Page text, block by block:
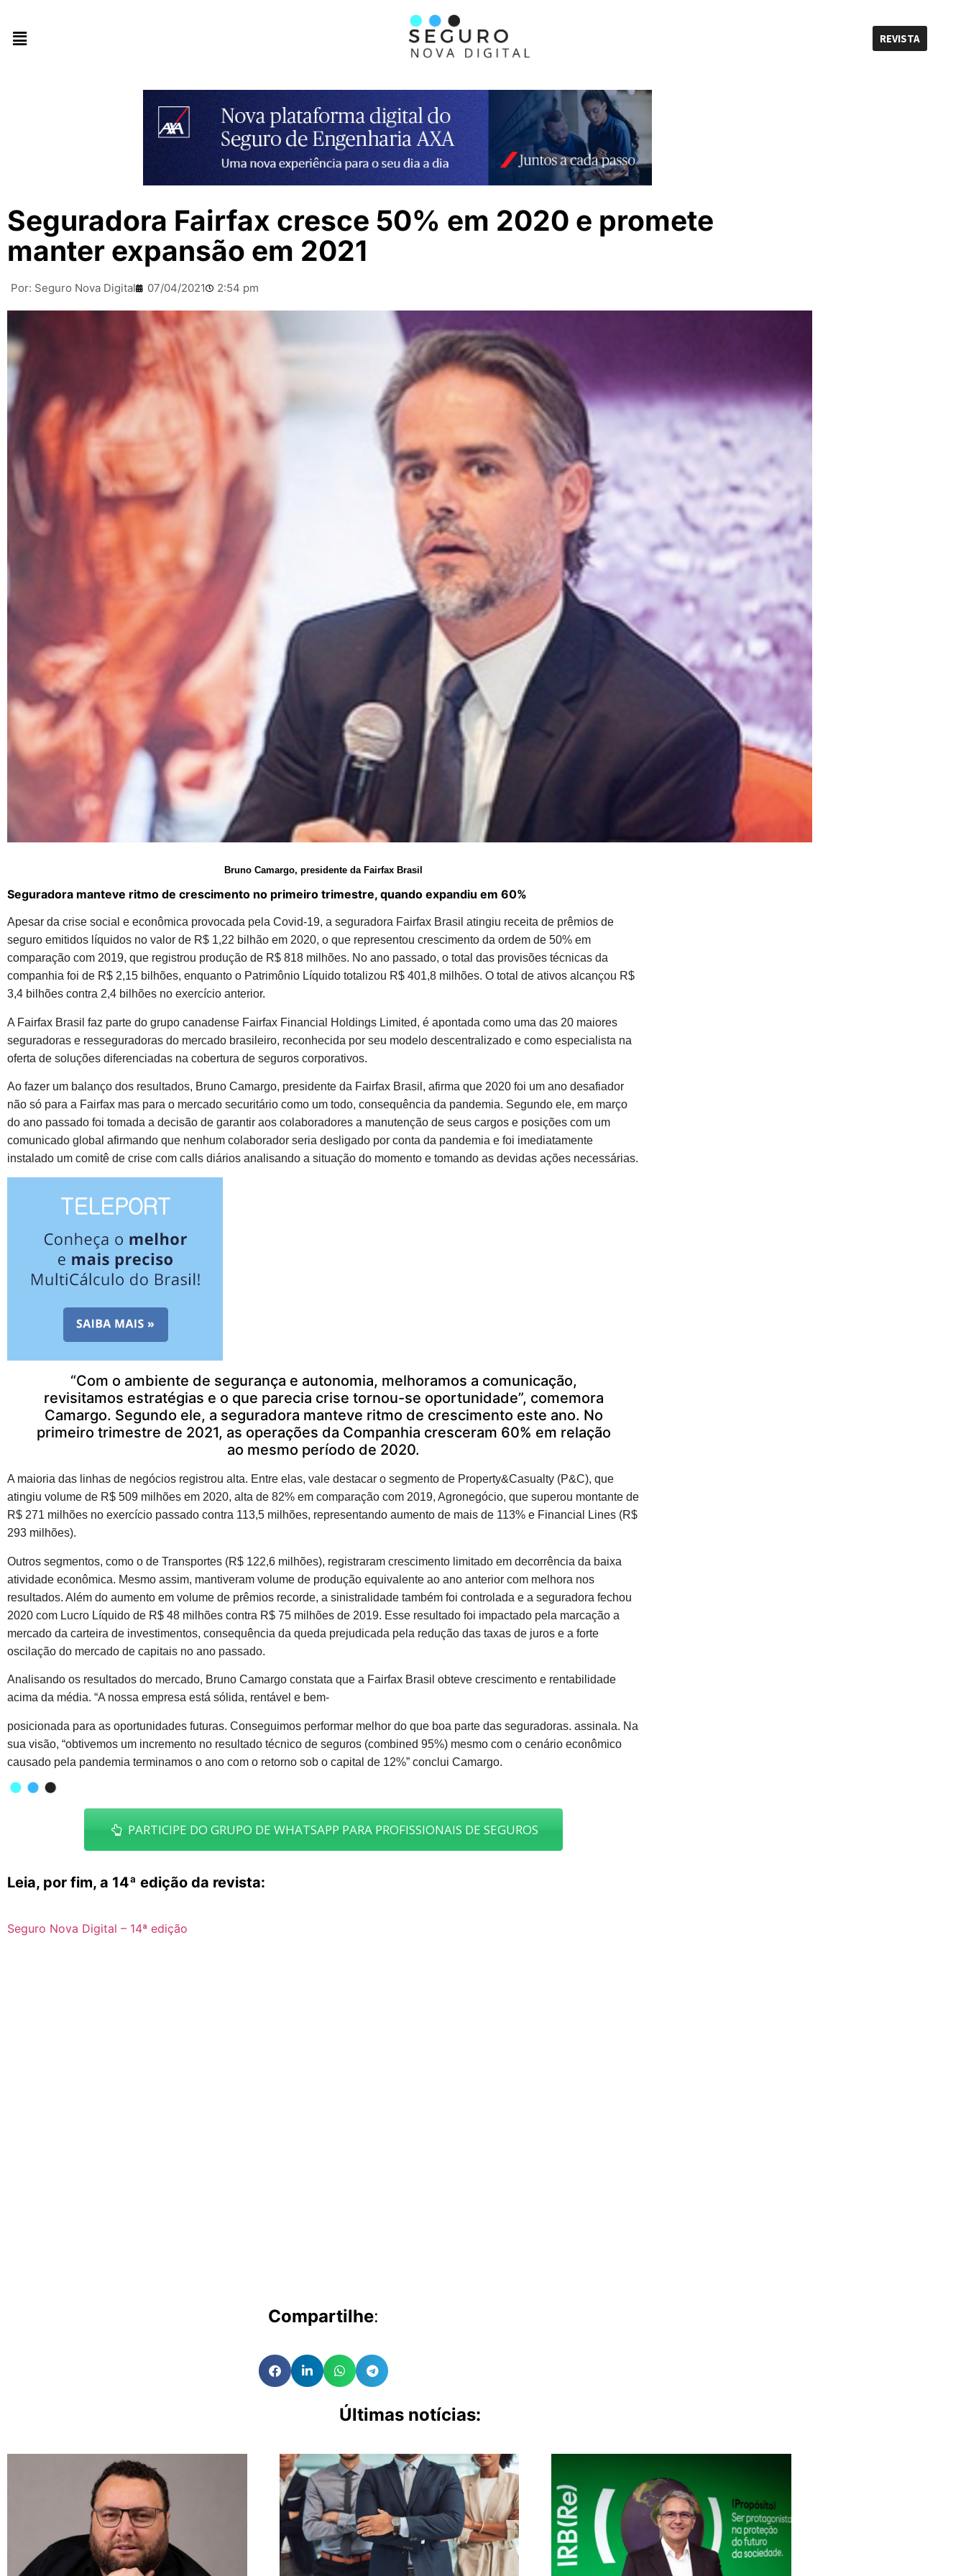
REVISTA
Seguradora Fairfax cresce 50% em 2020 e promete
manter expansão em 2021
Por: Seguro Nova Digital 07/04/2021 2:54 pm
Bruno Camargo, presidente da Fairfax Brasil
Seguradora manteve ritmo de crescimento no primeiro trimestre, quando expandiu em 60%
Apesar da crise social e econômica provocada pela Covid-19, a seguradora Fairfax Brasil atingiu receita de prêmios de
seguro emitidos líquidos no valor de R$ 1,22 bilhão em 2020, o que representou crescimento da ordem de 50% em
comparação com 2019, que registrou produção de R$ 818 milhões. No ano passado, o total das provisões técnicas da
companhia foi de R$ 2,15 bilhões, enquanto o Patrimônio Líquido totalizou R$ 401,8 milhões. O total de ativos alcançou R$
3,4 bilhões contra 2,4 bilhões no exercício anterior.
A Fairfax Brasil faz parte do grupo canadense Fairfax Financial Holdings Limited, é apontada como uma das 20 maiores
seguradoras e resseguradoras do mercado brasileiro, reconhecida por seu modelo descentralizado e como especialista na
oferta de soluções diferenciadas na cobertura de seguros corporativos.
Ao fazer um balanço dos resultados, Bruno Camargo, presidente da Fairfax Brasil, afirma que 2020 foi um ano desafiador
não só para a Fairfax mas para o mercado securitário como um todo, consequência da pandemia. Segundo ele, em março
do ano passado foi tomada a decisão de garantir aos colaboradores a manutenção de seus cargos e posições com um
comunicado global afirmando que nenhum colaborador seria desligado por conta da pandemia e foi imediatamente
instalado um comitê de crise com calls diários analisando a situação do momento e tomando as devidas ações necessárias.
“Com o ambiente de segurança e autonomia, melhoramos a comunicação,
revisitamos estratégias e o que parecia crise tornou-se oportunidade”, comemora
Camargo. Segundo ele, a seguradora manteve ritmo de crescimento este ano. No
primeiro trimestre de 2021, as operações da Companhia cresceram 60% em relação
ao mesmo período de 2020.
A maioria das linhas de negócios registrou alta. Entre elas, vale destacar o segmento de Property&Casualty (P&C), que
atingiu volume de R$ 509 milhões em 2020, alta de 82% em comparação com 2019, Agronegócio, que superou montante de
R$ 271 milhões no exercício passado contra 113,5 milhões, representando aumento de mais de 113% e Financial Lines (R$
293 milhões).
Outros segmentos, como o de Transportes (R$ 122,6 milhões), registraram crescimento limitado em decorrência da baixa
atividade econômica. Mesmo assim, mantiveram volume de produção equivalente ao ano anterior com melhora nos
resultados. Além do aumento em volume de prêmios recorde, a sinistralidade também foi controlada e a seguradora fechou
2020 com Lucro Líquido de R$ 48 milhões contra R$ 75 milhões de 2019. Esse resultado foi impactado pela marcação a
mercado da carteira de investimentos, consequência da queda prejudicada pela redução das taxas de juros e a forte
oscilação do mercado de capitais no ano passado.
Analisando os resultados do mercado, Bruno Camargo constata que a Fairfax Brasil obteve crescimento e rentabilidade
acima da média. “A nossa empresa está sólida, rentável e bem-
posicionada para as oportunidades futuras. Conseguimos performar melhor do que boa parte das seguradoras. assinala. Na
sua visão, “obtivemos um incremento no resultado técnico de seguros (combined 95%) mesmo com o cenário econômico
causado pela pandemia terminamos o ano com o retorno sob o capital de 12%” conclui Camargo.
PARTICIPE DO GRUPO DE WHATSAPP PARA PROFISSIONAIS DE SEGUROS
Leia, por fim, a 14ª edição da revista:
Seguro Nova Digital – 14ª edição
Compartilhe:
Últimas notícias: